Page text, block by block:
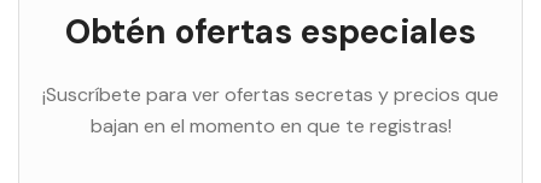
Obtén ofertas especiales
¡Suscríbete para ver ofertas secretas y precios que
bajan en el momento en que te registras!